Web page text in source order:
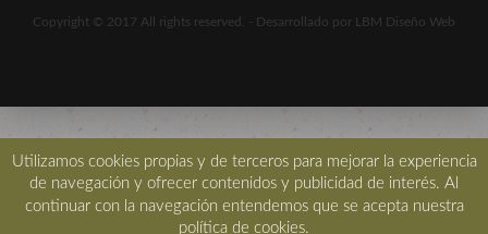
Copyright © 2017 All rights reserved. - Desarrollado por LBM Diseño Web
Utilizamos cookies propias y de terceros para mejorar la experiencia
de navegación y ofrecer contenidos y publicidad de interés. Al
continuar con la navegación entendemos que se acepta nuestra
política de cookies.